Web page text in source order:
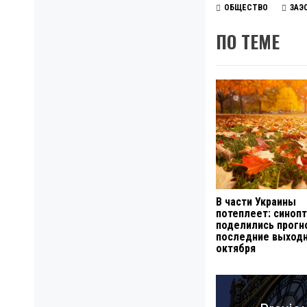
ОБЩЕСТВО
ПО ТЕМЕ
В части Украины
потеплеет:
поделились
последние
октября
Навигация
по